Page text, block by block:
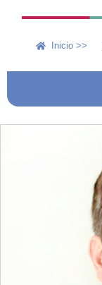
Inicio >>